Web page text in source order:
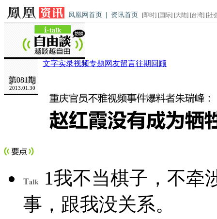
凤凰网首页 | 资讯首页 [即时] [国际] [大陆] [台湾] [社
第081期
2013.01.30
文字实录视频专题网友留言往期回顾
1我不当棋子，不牵
事，跟我没关系。